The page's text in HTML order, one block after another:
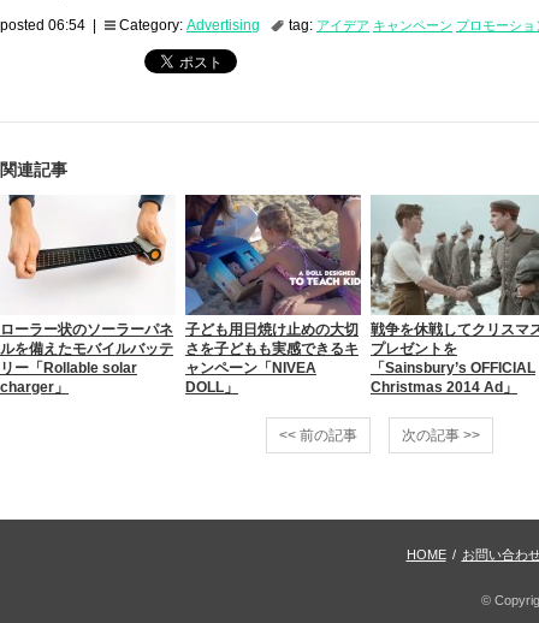
posted 06:54 | Category: Advertising tag: アイデア キャンペーン プロモーショ
関連記事
ローラー状のソーラーパネ
ルを備えたモバイルバッテ
リー「Rollable solar
charger」
子ども用日焼け止めの大切
さを子どもも実感できるキ
ャンペーン「NIVEA
DOLL」
戦争を休戦してクリスマ
プレゼントを
「Sainsbury’s OFFICIAL
Christmas 2014 Ad」
<< 前の記事 次の記事 >>
HOME / お問い合わ
©